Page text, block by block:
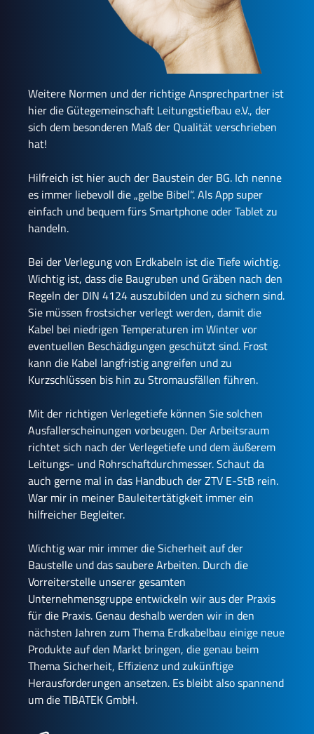
Weitere Normen und der richtige Ansprechpartner ist
hier die Gütegemeinschaft Leitungstiefbau e.V., der
sich dem besonderen Maß der Qualität verschrieben
hat!
Hilfreich ist hier auch der Baustein der BG. Ich nenne
es immer liebevoll die „gelbe Bibel“. Als App super
einfach und bequem fürs Smartphone oder Tablet zu
handeln.
Bei der Verlegung von Erdkabeln ist die Tiefe wichtig.
Wichtig ist, dass die Baugruben und Gräben nach den
Regeln der DIN 4124 auszubilden und zu sichern sind.
Sie müssen frostsicher verlegt werden, damit die
Kabel bei niedrigen Temperaturen im Winter vor
eventuellen Beschädigungen geschützt sind. Frost
kann die Kabel langfristig angreifen und zu
Kurzschlüssen bis hin zu Stromausfällen führen.
Mit der richtigen Verlegetiefe können Sie solchen
Ausfallerscheinungen vorbeugen. Der Arbeitsraum
richtet sich nach der Verlegetiefe und dem äußerem
Leitungs- und Rohrschaftdurchmesser. Schaut da
auch gerne mal in das Handbuch der ZTV E-StB rein.
War mir in meiner Bauleitertätigkeit immer ein
hilfreicher Begleiter.
Wichtig war mir immer die Sicherheit auf der
Baustelle und das saubere Arbeiten. Durch die
Vorreiterstelle unserer gesamten
Unternehmensgruppe entwickeln wir aus der Praxis
für die Praxis. Genau deshalb werden wir in den
nächsten Jahren zum Thema Erdkabelbau einige neue
Produkte auf den Markt bringen, die genau beim
Thema Sicherheit, Effizienz und zukünftige
Herausforderungen ansetzen. Es bleibt also spannend
um die TIBATEK GmbH.